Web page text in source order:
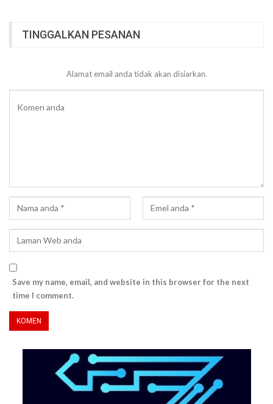
TINGGALKAN PESANAN
Alamat email anda tidak akan disiarkan.
Save my name, email, and website in this browser for the next
time I comment.